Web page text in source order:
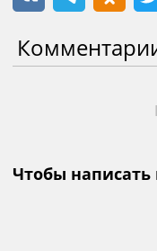
Чтобы